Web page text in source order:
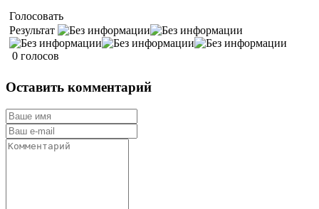
Голосовать
Результат
0 голосов
Оставить комментарий